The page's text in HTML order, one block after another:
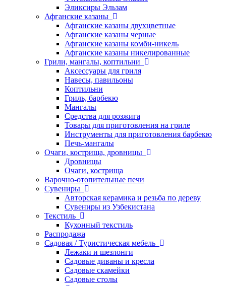
Эликсиры Эльзам
Афганские казаны
Афганские казаны двухцветные
Афганские казаны черные
Афганские казаны комби-никель
Афганские казаны никелированные
Грили, мангалы, коптильни
Аксессуары для гриля
Навесы, павильоны
Коптильни
Гриль, барбекю
Мангалы
Средства для розжига
Товары для приготовления на гриле
Инструменты для приготовления барбекю
Печь-мангалы
Очаги, кострища, дровницы
Дровницы
Очаги, кострища
Варочно-отопительные печи
Сувениры
Авторская керамика и резьба по дереву
Сувениры из Узбекистана
Текстиль
Кухонный текстиль
Распродажа
Садовая / Туристическая мебель
Лежаки и шезлонги
Садовые диваны и кресла
Садовые скамейки
Садовые столы